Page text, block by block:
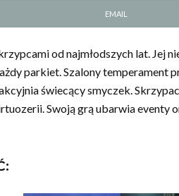
EMAIL
od najmłodszych lat. Jej
parkiet. Szalony temperament
świecący smyczek.
Swoją grą ubarwia eventy